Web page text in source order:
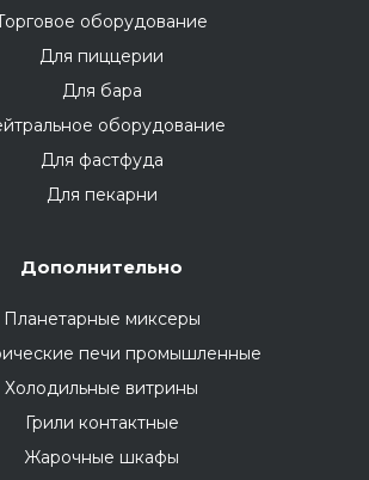
оборудование
Для пиццерии
Для бара
оборудование
Для фастфуда
Для пекарни
Дополнительно
Планетарные миксеры
печи промышленные
Холодильные витрины
Грили контактные
Жарочные шкафы